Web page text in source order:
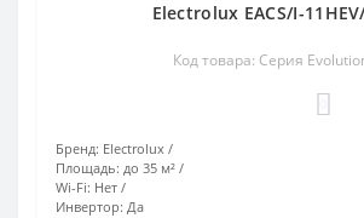
Electrolux EACS/I-
Код товара: Серия
Бренд: Electrolux
Площадь: до 35 м²
Wi-Fi: Нет
Инвертор: Да